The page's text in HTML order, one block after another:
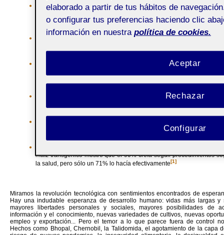
Cuba ha desarrollado la única vacuna contra la meningitis
investigación biotecnológica que consiguió la inmunización
los 80;
en Brasil un equipo de científicos de la computación, por encargo
en 1999 el Instituto Indio de Tecnología de Madras creó un sistema
sólo el 0,1% de los 25 millones de africanos subsaharianos
maíz transgénico mostró que el 90% creía seguir procedimientos
la salud, pero sólo un 71% lo hacía efectivamente[1]
Miramos la revolución tecnológica con sentimientos encontrados de
Hay una indudable esperanza de desarrollo humano: vidas más largas y
mayores libertades personales y sociales, mayores posibilidades de
información y el conocimiento, nuevas variedades de cultivos, nuevas
empleo y exportación... Pero el temor a lo que parece fuera de control
Hechos como Bhopal, Chernobil, la Talidomida, el agotamiento de la capa
elaborado a partir de tus hábitos de
o configurar tus preferencias haciendo clic
información en nuestra política de cookies.
Rechazar
Aceptar
Configurar